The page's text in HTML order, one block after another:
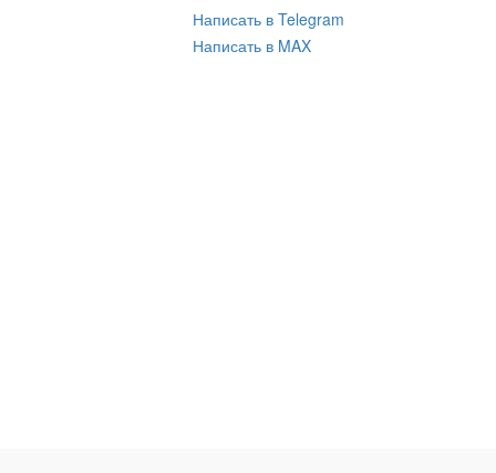
Написать в Telegram
Написать в MAX